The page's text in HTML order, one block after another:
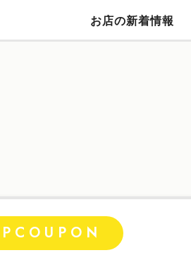
お店の新着情報
JPCOUPON